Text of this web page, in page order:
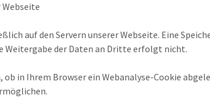
auf den Servern unserer Webseite. Eine
der Daten an Dritte erfolgt nicht.
ob in Ihrem Browser ein Webanalyse-Cookie